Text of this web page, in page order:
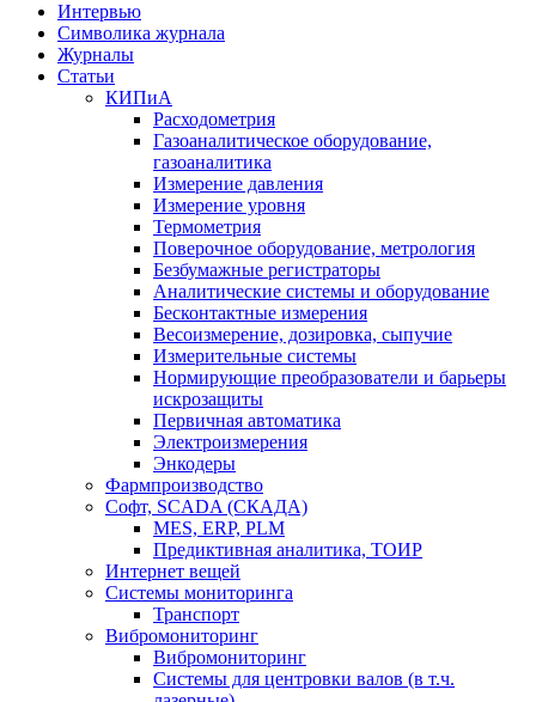
Интервью
Символика журнала
Журналы
Статьи
КИПиА
Расходометрия
Газоаналитическое оборудование,
газоаналитика
Измерение давления
Измерение уровня
Термометрия
Поверочное оборудование, метрология
Безбумажные регистраторы
Аналитические системы и оборудование
Бесконтактные измерения
Весоизмерение, дозировка, сыпучие
Измерительные системы
Нормирующие преобразователи и барьеры
искрозащиты
Первичная автоматика
Электроизмерения
Энкодеры
Фармпроизводство
Софт, SCADA (СКАДА)
MES, ERP, PLM
Предиктивная аналитика, ТОИР
Интернет вещей
Системы мониторинга
Транспорт
Вибромониторинг
Вибромониторинг
Системы для центровки валов (в т.ч.